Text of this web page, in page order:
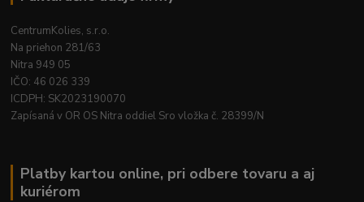
CentrumKolies, s.r.o.
Na priehon 281/63
Nitra 949 05
IČO: 46 026 339
ICDPH: SK2023190070
Zapísaná v OR OS Nitra oddiel Sro vložka č. 28399/N
Platby kartou online, pri odbere tovaru a aj
kuriérom